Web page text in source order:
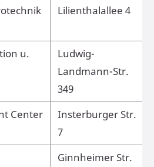
Lilienthalallee 4
u.
Ludwig-
Landmann-Str.
349
Center
Insterburger Str.
7
Ginnheimer Str.